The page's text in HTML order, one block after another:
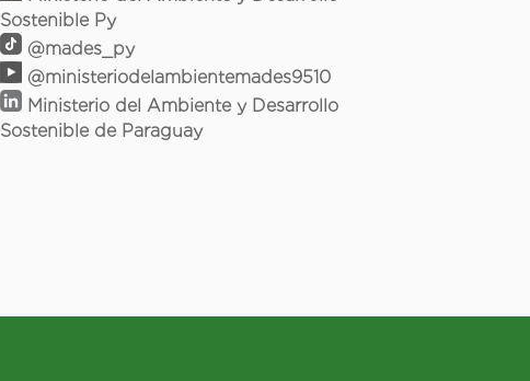
Sostenible Py
@mades_py
@ministeriodelambientemades9510
Ministerio del Ambiente y Desarrollo
Sostenible de Paraguay